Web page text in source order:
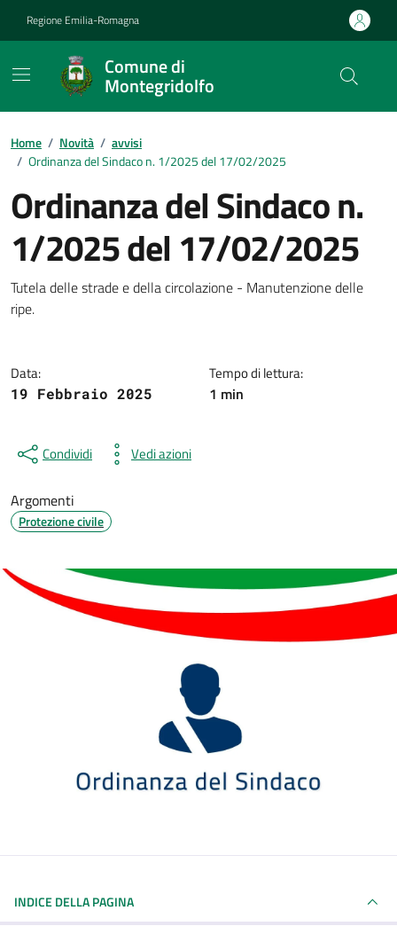
Regione Emilia-Romagna
Comune di
Montegridolfo
Contenuti in evidenza
Home / Novità / avvisi
/ Ordinanza del Sindaco n. 1/2025 del 17/02/2025
Ordinanza del Sindaco n.
1/2025 del 17/02/2025
Dettagli della notizia
Tutela delle strade e della circolazione - Manutenzione delle
ripe.
Data:
19 Febbraio 2025
Tempo di lettura:
1 min
Condividi Vedi azioni
Argomenti
Protezione civile
INDICE DELLA PAGINA